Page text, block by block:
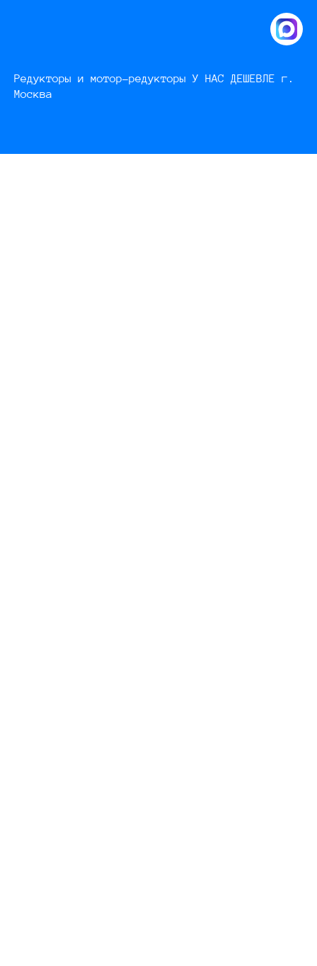
Редукторы и мотор-редукторы У НАС ДЕШЕВЛЕ г.
Москва